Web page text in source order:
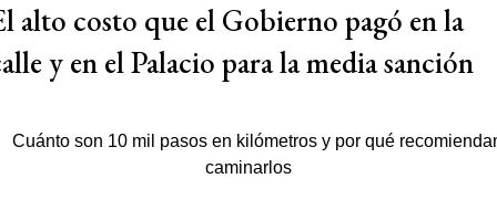
alto costo que el Gobierno pagó en la
y en el Palacio para la media sanción